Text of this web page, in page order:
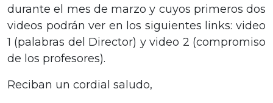
durante el mes de marzo y cuyos primeros dos
videos podrán ver en los siguientes links: video
1 (palabras del Director) y video 2 (compromiso
de los profesores).
Reciban un cordial saludo,